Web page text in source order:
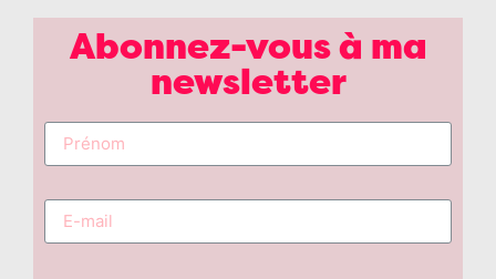
Abonnez-vous à ma
newsletter